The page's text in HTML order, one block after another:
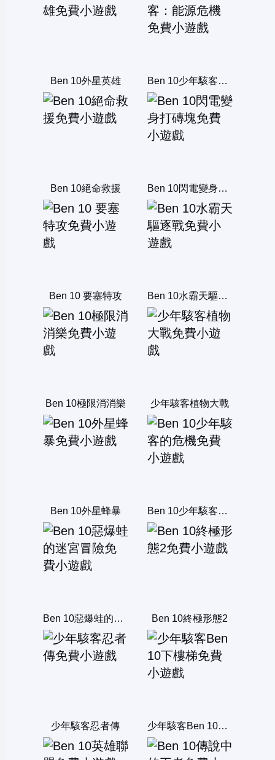
Ben 10外星英雄 Ben 10少年駭客：能源危機
Ben 10絕命救援 Ben 10閃電變身打磚塊
Ben 10 要塞特攻 Ben 10水霸天驅逐戰
Ben 10極限消消樂 少年駭客植物大戰
Ben 10外星蜂暴 Ben 10少年駭客的危機
Ben 10惡爆蛙的迷宮冒險 Ben 10終極形態2
少年駭客忍者傳 少年駭客Ben 10下樓梯